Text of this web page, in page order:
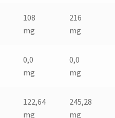
108
mg
216
mg
0,0
mg
0,0
mg
122,64
mg
245,28
mg